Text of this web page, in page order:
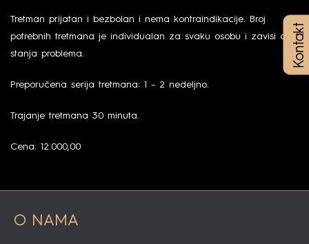
Kontakt
Tretman prijatan i bezbolan i nema kontraindikacije. Broj
potrebnih tretmana je individualan za svaku osobu i zavisi od
stanja problema.
Preporučena serija tretmana: 1 – 2 nedeljno.
Trajanje tretmana 30 minuta.
Cena: 12.000,00
O NAMA